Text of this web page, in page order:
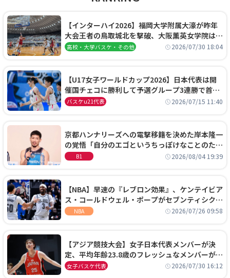
【インターハイ2026】福岡大学附属大濠が昨年
大会王者の鳥取城北を撃破、大阪薫英女学院は岐
阜女子に完勝、大会3日目試合結果
高校・大学バスケ・その他 2026/07/30 18:04
【U17女子ワールドカップ2026】日本代表は開
催国チェコに勝利して予選グループ3連勝で首位
通過！準々決勝の相手はエジプトに決定
バスケu21代表 2026/07/15 11:40
京都ハンナリーズへの電撃移籍を決めた岸本隆一
の覚悟「自分のエゴというちっぽけなことのため
に、京都に来たわけではない」
B1 2026/08/04 19:39
【NBA】早速の『レブロン効果』、ケンテイビア
ス・コールドウェル・ポープがセブンティシクサ
ーズに1年契約で加入
NBA 2026/07/26 09:58
【アジア競技大会】女子日本代表メンバーが決
定、平均年齢23.8歳のフレッシュなメンバーが日
本開催の大舞台で頂点を狙う
女子バスケ代表 2026/07/30 16:12